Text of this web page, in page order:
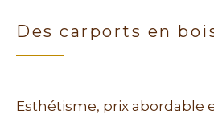
Des carports en
Esthétisme, prix abordable